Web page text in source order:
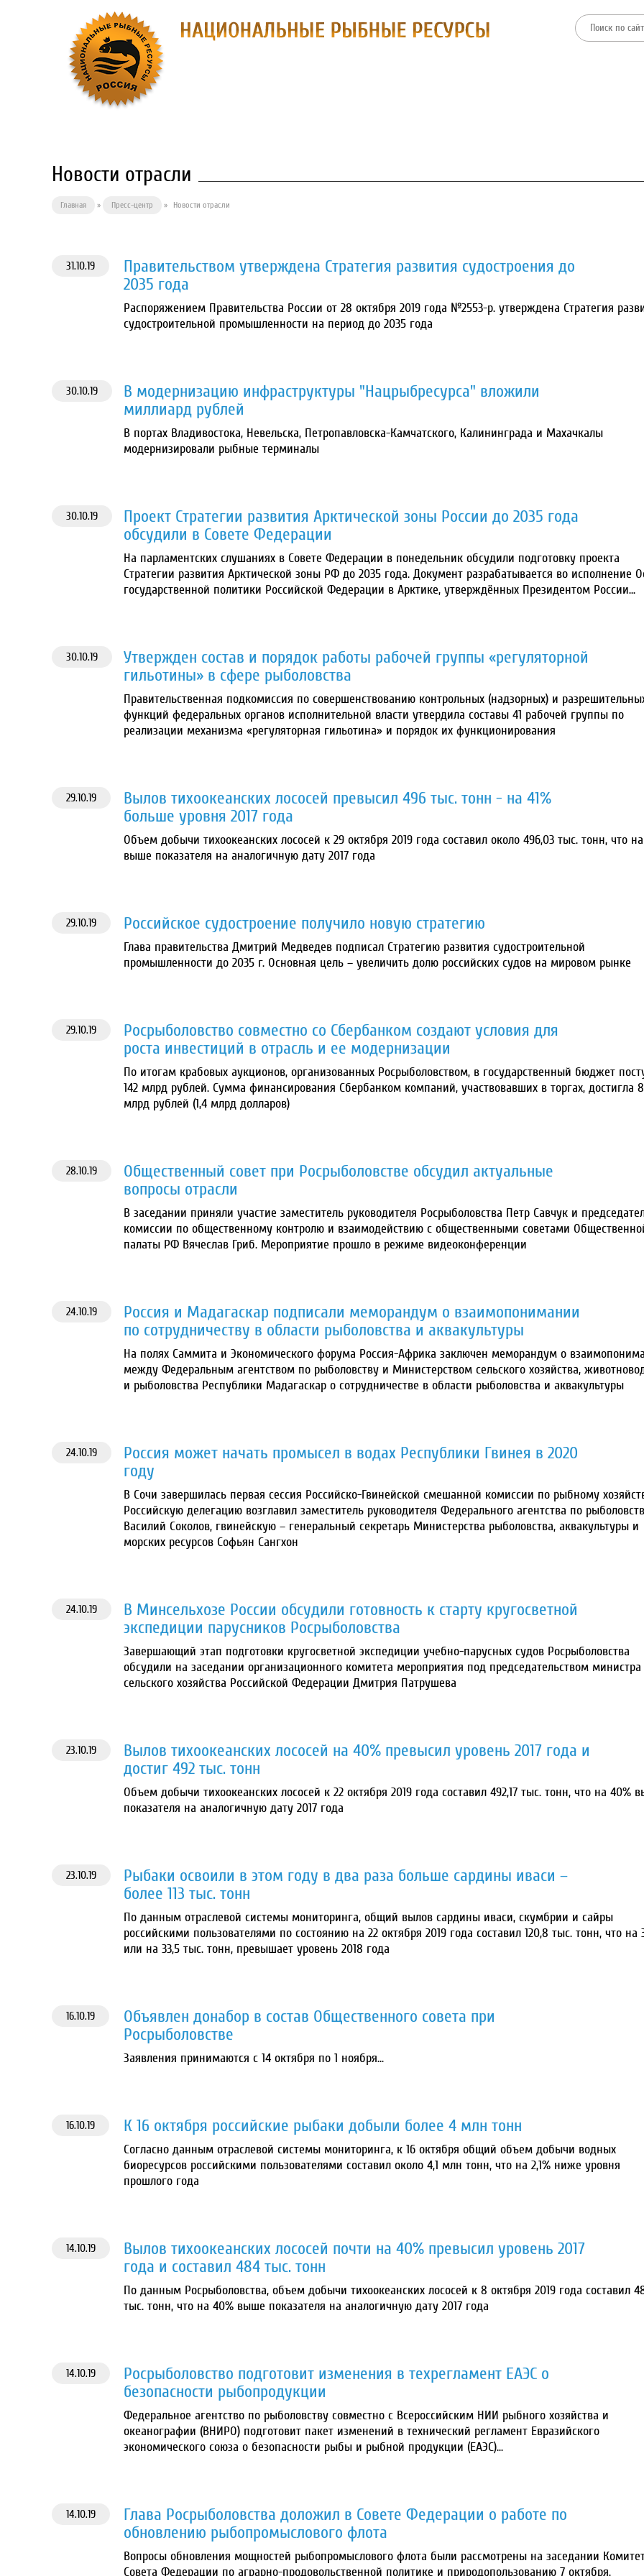
Новости отрасли
Главная » Пресс-центр » Новости отрасли
31.10.19
Правительством утверждена Стратегия развития судостроения до
2035 года
Распоряжением Правительства России от 28 октября 2019 года №2553-р. утверждена Стратегия
судостроительной промышленности на период до 2035 года
30.10.19
В модернизацию инфраструктуры "Нацрыбресурса" вложили
миллиард рублей
В портах Владивостока, Невельска, Петропавловска-Камчатского, Калининграда и Махачкалы
модернизировали рыбные терминалы
30.10.19
Проект Стратегии развития Арктической зоны России до 2035 года
обсудили в Совете Федерации
На парламентских слушаниях в Совете Федерации в понедельник обсудили подготовку проекта
Стратегии развития Арктической зоны РФ до 2035 года. Документ разрабатывается во исполнение
государственной политики Российской Федерации в Арктике, утверждённых Президентом России...
30.10.19
Утвержден состав и порядок работы рабочей группы «регуляторной
гильотины» в сфере рыболовства
Правительственная подкомиссия по совершенствованию контрольных (надзорных) и
функций федеральных органов исполнительной власти утвердила составы 41 рабочей группы по
реализации механизма «регуляторная гильотина» и порядок их функционирования
29.10.19
Вылов тихоокеанских лососей превысил 496 тыс. тонн - на 41%
больше уровня 2017 года
Объем добычи тихоокеанских лососей к 29 октября 2019 года составил около 496,03 тыс. тонн, что на
выше показателя на аналогичную дату 2017 года
29.10.19 Российское судостроение получило новую стратегию
Глава правительства Дмитрий Медведев подписал Стратегию развития судостроительной
промышленности до 2035 г. Основная цель – увеличить долю российских судов на мировом рынке
29.10.19
Росрыболовство совместно со Сбербанком создают условия для
роста инвестиций в отрасль и ее модернизации
По итогам крабовых аукционов, организованных Росрыболовством, в государственный бюджет
142 млрд рублей. Сумма финансирования Сбербанком компаний, участвовавших в торгах, достигла
млрд рублей (1,4 млрд долларов)
28.10.19
Общественный совет при Росрыболовстве обсудил актуальные
вопросы отрасли
В заседании приняли участие заместитель руководителя Росрыболовства Петр Савчук и
комиссии по общественному контролю и взаимодействию с общественными советами
палаты РФ Вячеслав Гриб. Мероприятие прошло в режиме видеоконференции
24.10.19
Россия и Мадагаскар подписали меморандум о взаимопонимании
по сотрудничеству в области рыболовства и аквакультуры
На полях Саммита и Экономического форума Россия-Африка заключен меморандум о
между Федеральным агентством по рыболовству и Министерством сельского хозяйства,
и рыболовства Республики Мадагаскар о сотрудничестве в области рыболовства и аквакультуры
24.10.19
Россия может начать промысел в водах Республики Гвинея в 2020
году
В Сочи завершилась первая сессия Российско-Гвинейской смешанной комиссии по рыбному
Российскую делегацию возглавил заместитель руководителя Федерального агентства по
Василий Соколов, гвинейскую – генеральный секретарь Министерства рыболовства, аквакультуры и
морских ресурсов Софьян Сангхон
24.10.19
В Минсельхозе России обсудили готовность к старту кругосветной
экспедиции парусников Росрыболовства
Завершающий этап подготовки кругосветной экспедиции учебно-парусных судов Росрыболовства
обсудили на заседании организационного комитета мероприятия под председательством министра
сельского хозяйства Российской Федерации Дмитрия Патрушева
23.10.19
Вылов тихоокеанских лососей на 40% превысил уровень 2017 года и
достиг 492 тыс. тонн
Объем добычи тихоокеанских лососей к 22 октября 2019 года составил 492,17 тыс. тонн, что на 40%
показателя на аналогичную дату 2017 года
23.10.19
Рыбаки освоили в этом году в два раза больше сардины иваси –
более 113 тыс. тонн
По данным отраслевой системы мониторинга, общий вылов сардины иваси, скумбрии и сайры
российскими пользователями по состоянию на 22 октября 2019 года составил 120,8 тыс. тонн, что на
или на 33,5 тыс. тонн, превышает уровень 2018 года
16.10.19
Объявлен донабор в состав Общественного совета при
Росрыболовстве
Заявления принимаются с 14 октября по 1 ноября...
16.10.19 К 16 октября российские рыбаки добыли более 4 млн тонн
Согласно данным отраслевой системы мониторинга, к 16 октября общий объем добычи водных
биоресурсов российскими пользователями составил около 4,1 млн тонн, что на 2,1% ниже уровня
прошлого года
14.10.19
Вылов тихоокеанских лососей почти на 40% превысил уровень 2017
года и составил 484 тыс. тонн
По данным Росрыболовства, объем добычи тихоокеанских лососей к 8 октября 2019 года составил
тыс. тонн, что на 40% выше показателя на аналогичную дату 2017 года
14.10.19
Росрыболовство подготовит изменения в техрегламент ЕАЭС о
безопасности рыбопродукции
Федеральное агентство по рыболовству совместно с Всероссийским НИИ рыбного хозяйства и
океанографии (ВНИРО) подготовит пакет изменений в технический регламент Евразийского
экономического союза о безопасности рыбы и рыбной продукции (ЕАЭС)...
14.10.19
Глава Росрыболовства доложил в Совете Федерации о работе по
обновлению рыбопромыслового флота
Вопросы обновления мощностей рыбопромыслового флота были рассмотрены на заседании
Совета Федерации по аграрно-продовольственной политике и природопользованию 7 октября.